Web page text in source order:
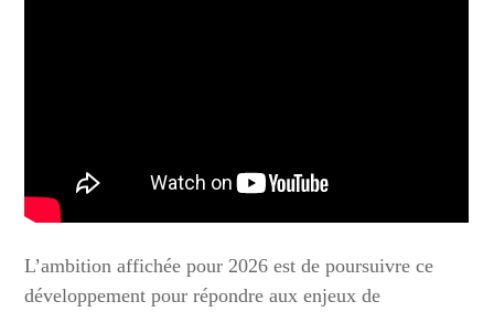
L’ambition affichée pour 2026 est de poursuivre ce
développement pour répondre aux enjeux de